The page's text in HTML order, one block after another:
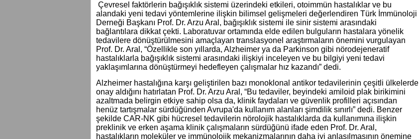
Çevresel faktörlerin bağışıklık sistemi üzerindeki etkileri, otoimmün hastalıklar ve bu
alandaki yeni tedavi yöntemlerine ilişkin bilimsel gelişmeleri değerlendiren Türk İmmünoloji
Derneği Başkanı Prof. Dr. Arzu Aral, bağışıklık sistemi ile sinir sistemi arasındaki
bağlantılara dikkat çekti. Laboratuvar ortamında elde edilen bulguların hastalara yönelik
tedavilere dönüştürülmesini amaçlayan translasyonel araştırmaların önemini vurgulayan
Prof. Dr. Aral, “Özellikle son yıllarda, Alzheimer ya da Parkinson gibi nörodejeneratif
hastalıklarla bağışıklık sistemi arasındaki ilişkiyi inceleyen ve bu bilgiyi yeni tedavi
yaklaşımlarına dönüştürmeyi hedefleyen çalışmalar hız kazandı” dedi.
Alzheimer hastalığına karşı geliştirilen bazı monoklonal antikor tedavilerinin çeşitli ülkelerde
onay aldığını hatırlatan Prof. Dr. Arzu Aral, “Bu tedaviler, beyindeki amiloid plak birikimini
azaltmada belirgin etkiye sahip olsa da, klinik faydaları ve güvenlik profilleri açısından
henüz tartışmalar sürdüğünden Avrupa'da kullanım alanları şimdilik sınırlı” dedi. Benzer
şekilde CAR-NK gibi hücresel tedavilerin nörolojik hastalıklarda da kullanımına ilişkin
preklinik ve erken aşama klinik çalışmaların sürdüğünü ifade eden Prof. Dr. Aral,
hastalıkların moleküler ve immünolojik mekanizmalarının daha iyi anlaşılmasının önemine